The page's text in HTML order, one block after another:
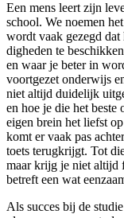
Een mens leert zijn
school. We noe­men
wordt vaak gezegd
dig­he­den te
en waar je beter in
voort­ge­zet onder­wijs
niet altijd dui­de­lijk
en hoe je die het
eigen brein het liefst
komt er vaak pas
toets terug­krijgt. Tot
maar krijg je niet altijd
betreft een wat
Als suc­ces bij de